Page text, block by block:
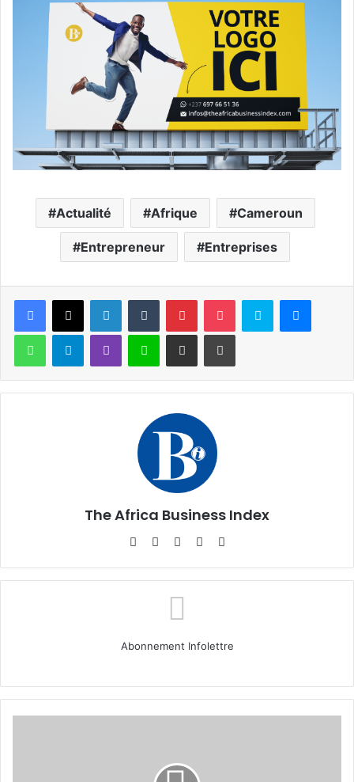
Actualité Afrique Cameroun
Entrepreneur Entreprises
Facebook
X LinkedinTumblr PinterestPocket Skype
WhatsAppTelegramViber Ligne Partager par email Imprimer
The Africa Business Index
WebsiteFacebook
X Linkedin
Abonnement Infolettre